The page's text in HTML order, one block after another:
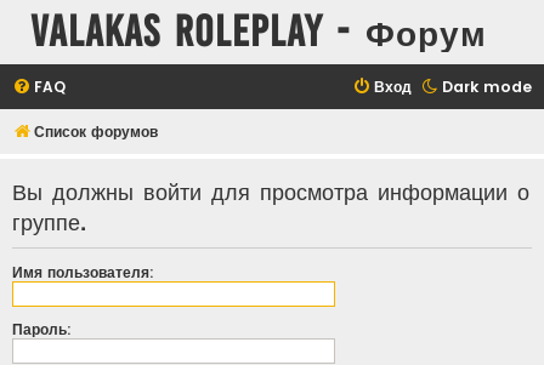
Valakas Roleplay - Форум
Dark mode
FAQ Вход
Список форумов
Вы должны войти для просмотра информации о
группе.
Имя пользователя:
Пароль: